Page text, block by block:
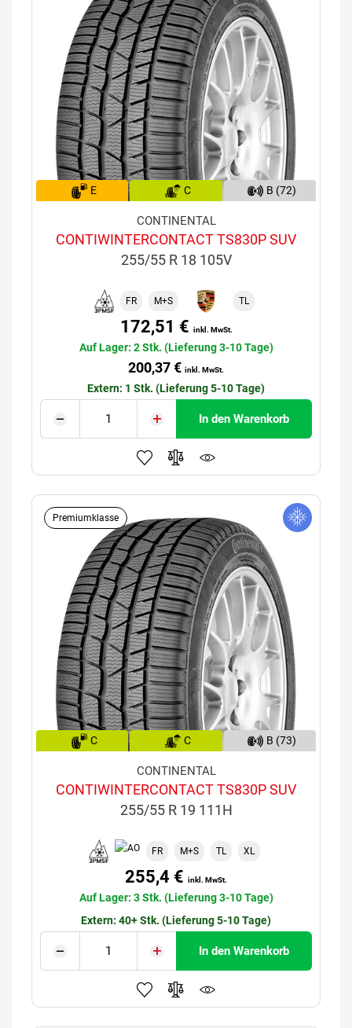
E C B (72)
CONTINENTAL
CONTIWINTERCONTACT TS830P SUV
255/55 R 18 105V
FR M+S TL
172,51 € inkl. MwSt.
Auf Lager: 2 Stk. (Lieferung 3-10 Tage)
200,37 € inkl. MwSt.
Extern: 1 Stk. (Lieferung 5-10 Tage)
In den Warenkorb
Premiumklasse
C C B (73)
CONTINENTAL
CONTIWINTERCONTACT TS830P SUV
255/55 R 19 111H
FR M+S TL XL
255,4 € inkl. MwSt.
Auf Lager: 3 Stk. (Lieferung 3-10 Tage)
Extern: 40+ Stk. (Lieferung 5-10 Tage)
In den Warenkorb